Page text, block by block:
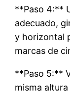
**Paso 4:**
adecuado,
y horizontal
marcas de
**Paso 5:**
misma